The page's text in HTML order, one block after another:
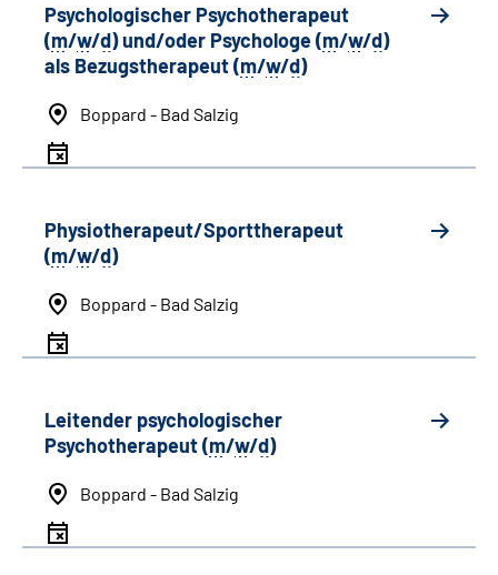
Psychologischer Psychotherapeut
(m/w/d) und/oder Psychologe (m/w/d)
als Bezugstherapeut (m/w/d)
Boppard - Bad Salzig
Physiotherapeut/Sporttherapeut
(m/w/d)
Boppard - Bad Salzig
Leitender psychologischer
Psychotherapeut (m/w/d)
Boppard - Bad Salzig